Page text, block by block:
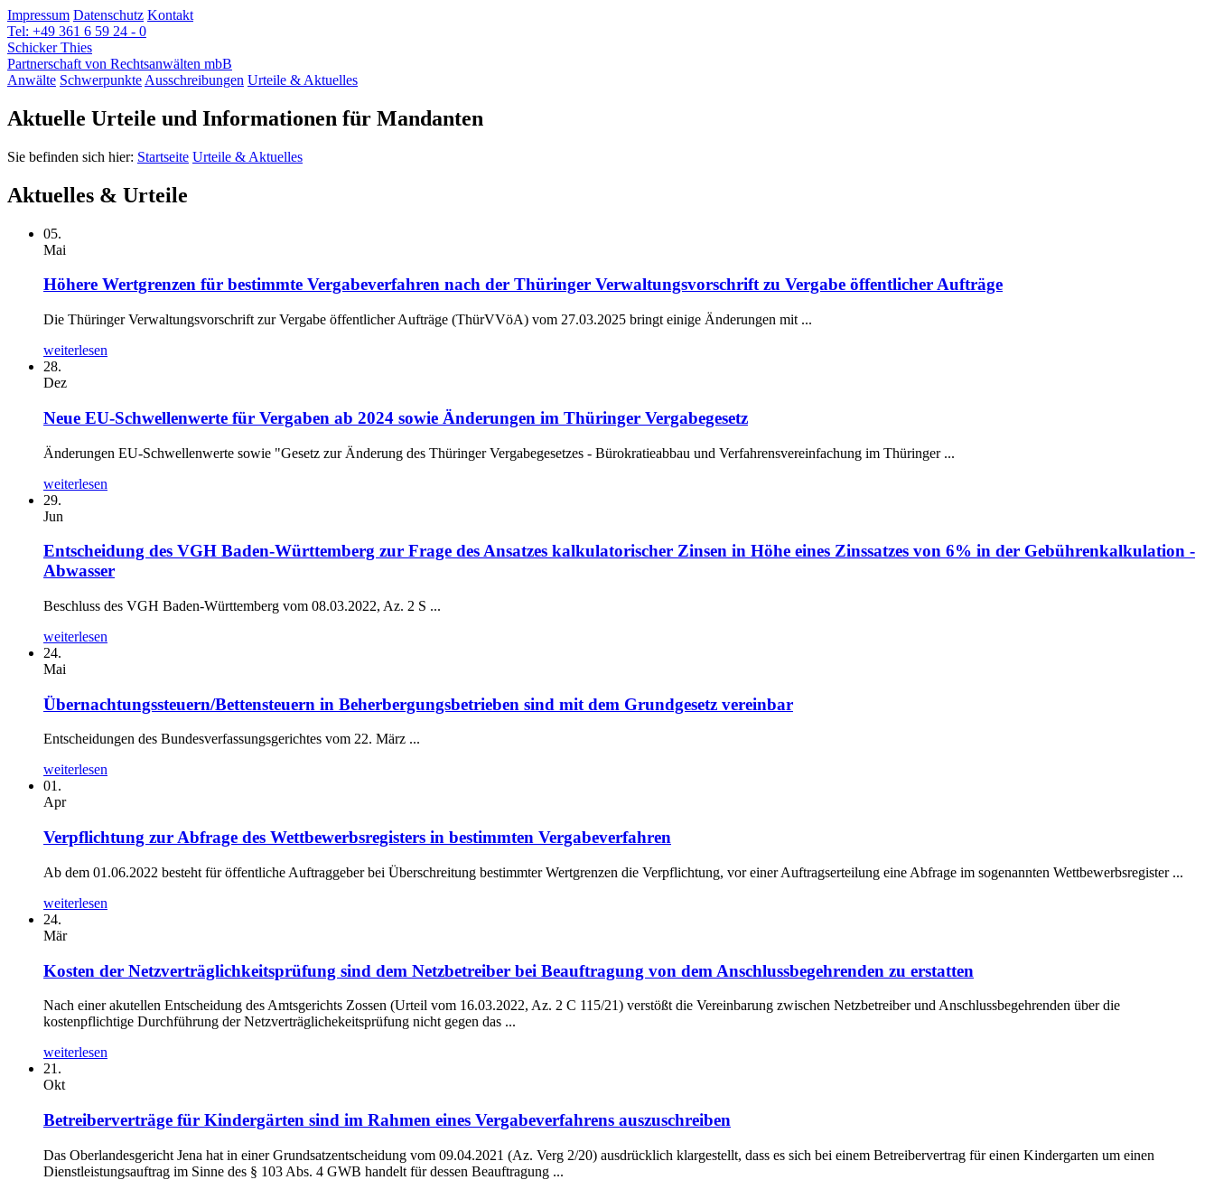
Impressum Datenschutz Kontakt
Tel: +49 361 6 59 24 - 0
Schicker Thies
Partnerschaft von Rechtsanwälten mbB
Anwälte Schwerpunkte Ausschreibungen Urteile & Aktuelles
Aktuelle Urteile und Informationen für Mandanten
Sie befinden sich hier: Startseite Urteile & Aktuelles
Aktuelles & Urteile
05.
Mai
Höhere Wertgrenzen für bestimmte Vergabeverfahren nach der Thüringer Verwaltungsvorschrift zu Vergabe öffentlicher Aufträge
Die Thüringer Verwaltungsvorschrift zur Vergabe öffentlicher Aufträge (ThürVVöA) vom 27.03.2025 bringt einige Änderungen mit ...
weiterlesen
28.
Dez
Neue EU-Schwellenwerte für Vergaben ab 2024 sowie Änderungen im Thüringer Vergabegesetz
Änderungen EU-Schwellenwerte sowie "Gesetz zur Änderung des Thüringer Vergabegesetzes - Bürokratieabbau und Verfahrensvereinfachung im Thüringer ...
weiterlesen
29.
Jun
Entscheidung des VGH Baden-Württemberg zur Frage des Ansatzes kalkulatorischer Zinsen in Höhe eines Zinssatzes von 6% in der Gebührenkalkulation -
Abwasser
Beschluss des VGH Baden-Württemberg vom 08.03.2022, Az. 2 S ...
weiterlesen
24.
Mai
Übernachtungssteuern/Bettensteuern in Beherbergungsbetrieben sind mit dem Grundgesetz vereinbar
Entscheidungen des Bundesverfassungsgerichtes vom 22. März ...
weiterlesen
01.
Apr
Verpflichtung zur Abfrage des Wettbewerbsregisters in bestimmten Vergabeverfahren
Ab dem 01.06.2022 besteht für öffentliche Auftraggeber bei Überschreitung bestimmter Wertgrenzen die Verpflichtung, vor einer Auftragserteilung eine Abfrage im sogenannten Wettbewerbsregister ...
weiterlesen
24.
Mär
Kosten der Netzverträglichkeitsprüfung sind dem Netzbetreiber bei Beauftragung von dem Anschlussbegehrenden zu erstatten
Nach einer akutellen Entscheidung des Amtsgerichts Zossen (Urteil vom 16.03.2022, Az. 2 C 115/21) verstößt die Vereinbarung zwischen Netzbetreiber und Anschlussbegehrenden über die
kostenpflichtige Durchführung der Netzverträglichekeitsprüfung nicht gegen das ...
weiterlesen
21.
Okt
Betreiberverträge für Kindergärten sind im Rahmen eines Vergabeverfahrens auszuschreiben
Das Oberlandesgericht Jena hat in einer Grundsatzentscheidung vom 09.04.2021 (Az. Verg 2/20) ausdrücklich klargestellt, dass es sich bei einem Betreibervertrag für einen Kindergarten um einen
Dienstleistungsauftrag im Sinne des § 103 Abs. 4 GWB handelt für dessen Beauftragung ...